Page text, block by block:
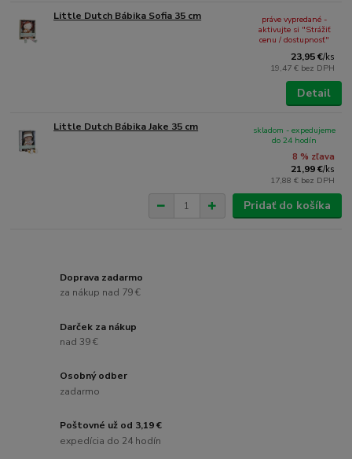
Little Dutch Bábika Sofia 35 cm
23,95 €/ks
19,47 € bez DPH
práve vypredané -
aktivujte si "Strážiť
cenu / dostupnosť"
Detail
Little Dutch Bábika Jake 35 cm
8 % zľava
21,99 €/ks
17,88 € bez DPH
skladom - expedujeme
do 24 hodín
Pridať do košíka
Doprava zadarmo
za nákup nad 79 €
Darček za nákup
nad 39 €
Osobný odber
zadarmo
Poštovné už od 3,19 €
expedícia do 24 hodín